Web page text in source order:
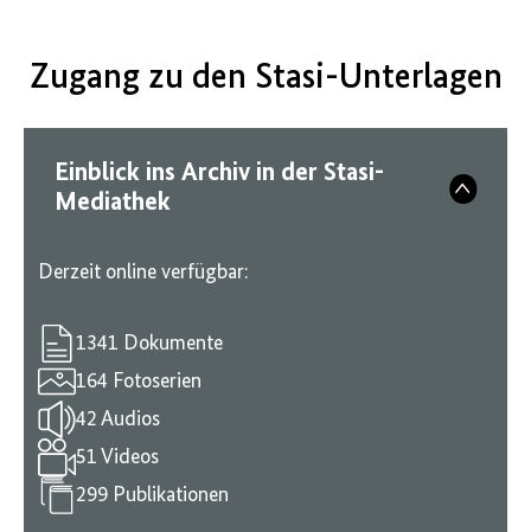
Zugang zu den Stasi-Unterlagen
Einblick ins Archiv in der Stasi-
Mediathek
Derzeit online verfügbar:
1341 Dokumente
164 Fotoserien
42 Audios
51 Videos
299 Publikationen